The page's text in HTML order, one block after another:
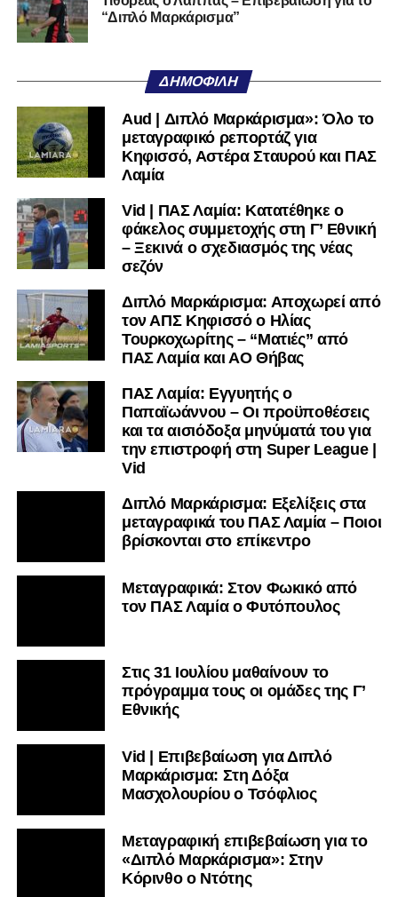
Ακολουθήστε τοlamiara.grστοGoogle Newsγια να
μαθαίνετε πρώτοι τα κυανόλευκα νέα στην Ελλάδα και τον
Twitterκαι στοInstagram
μαθαίνετε σε χρόνο dt όλα τα νέα.
“Διπλό Μαρκάρισμα”
ΔΗΜΟΦΙΛΉ
Aud | Διπλό Μαρκάρισμα»: Όλο το
μεταγραφικό ρεπορτάζ για
Κηφισσό, Αστέρα Σταυρού και ΠΑΣ
Λαμία
Vid | ΠΑΣ Λαμία: Κατατέθηκε ο
φάκελος συμμετοχής στη Γ’ Εθνική
– Ξεκινά ο σχεδιασμός της νέας
σεζόν
Διπλό Μαρκάρισμα: Αποχωρεί από
τον ΑΠΣ Κηφισσό ο Ηλίας
Τουρκοχωρίτης – “Ματιές” από
ΠΑΣ Λαμία και ΑΟ Θήβας
ΠΑΣ Λαμία: Εγγυητής ο
Παπαϊωάννου – Οι προϋποθέσεις
και τα αισιόδοξα μηνύματά του για
την επιστροφή στη Super League |
Vid
Διπλό Μαρκάρισμα: Εξελίξεις στα
μεταγραφικά του ΠΑΣ Λαμία – Ποιοι
βρίσκονται στο επίκεντρο
Μεταγραφικά: Στον Φωκικό από
τον ΠΑΣ Λαμία ο Φυτόπουλος
Στις 31 Ιουλίου μαθαίνουν το
πρόγραμμα τους οι ομάδες της Γ’
Εθνικής
Vid | Επιβεβαίωση για Διπλό
Μαρκάρισμα: Στη Δόξα
Μασχολουρίου ο Τσόφλιος
Μεταγραφική επιβεβαίωση για το
«Διπλό Μαρκάρισμα»: Στην
Κόρινθο ο Ντότης